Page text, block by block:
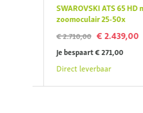
SWAROVSKI ATS 65 HD met
zoomoculair 25-50x
€ 2.710,00 € 2.439,00
Je bespaart € 271,00
Direct leverbaar